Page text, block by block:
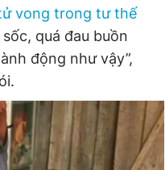
hệ quảng cáo
780 404
Tòa soạn
vong trong tư thế
quá đau buồn
động như vậy”,